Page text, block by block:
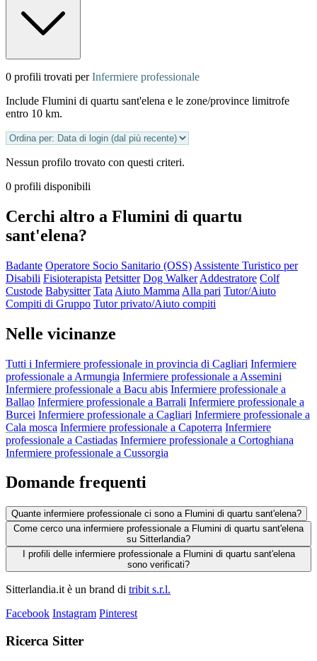
0 profili trovati perInfermiere professionale
Include Flumini di quartu sant'elena e le zone/province limitrofe
entro 10 km.
Nessun profilo trovato con questi criteri.
0 profili disponibili
Cerchi altro a Flumini di quartu
sant'elena?
Badante Operatore Socio Sanitario (OSS) Assistente Turistico per
Disabili Fisioterapista Petsitter Dog Walker Addestratore Colf
Custode Babysitter Tata Aiuto Mamma Alla pari Tutor/Aiuto
Compiti di Gruppo Tutor privato/Aiuto compiti
Nelle vicinanze
Tutti i Infermiere professionale in provincia di Cagliari Infermiere
professionale a Armungia Infermiere professionale a Assemini
Infermiere professionale a Bacu abis Infermiere professionale a
Ballao Infermiere professionale a Barrali Infermiere professionale a
Burcei Infermiere professionale a Cagliari Infermiere professionale a
Cala mosca Infermiere professionale a Capoterra Infermiere
professionale a Castiadas Infermiere professionale a Cortoghiana
Infermiere professionale a Cussorgia
Domande frequenti
Quante infermiere professionale ci sono a Flumini di quartu sant'elena?
Come cerco una infermiere professionale a Flumini di quartu sant'elena
su Sitterlandia?
I profili delle infermiere professionale a Flumini di quartu sant'elena
sono verificati?
Sitterlandia.it è un brand di tribit s.r.l.
Facebook Instagram Pinterest
Ricerca Sitter